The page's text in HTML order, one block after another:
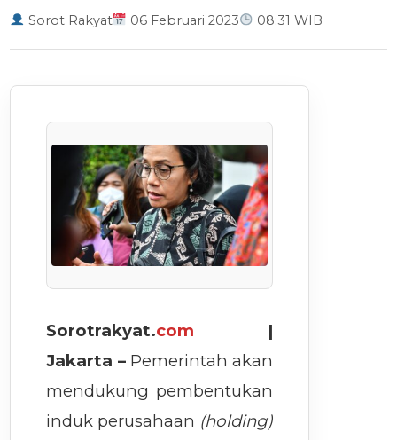
Sorot Rakyat 06 Februari 2023 08:31 WIB
Sorotrakyat.com |
Jakarta – Pemerintah akan
mendukung pembentukan
induk perusahaan (holding)